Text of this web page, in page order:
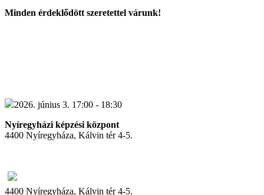
Minden érdeklődött szeretettel várunk!
2026. június 3. 17:00 - 18:30
Nyíregyházi képzési központ
4400 Nyíregyháza, Kálvin tér 4-5.
4400 Nyíregyháza, Kálvin tér 4-5.